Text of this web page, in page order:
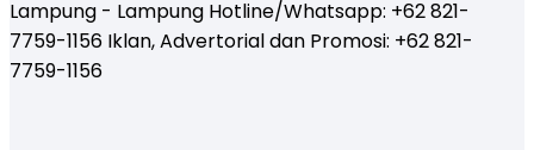
Lampung - Lampung Hotline/Whatsapp: +62 821-
7759-1156 Iklan, Advertorial dan Promosi: +62 821-
7759-1156